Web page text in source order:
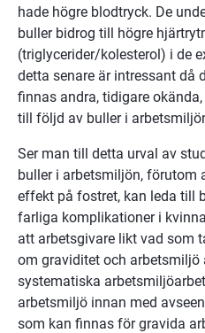
hade högre blodtryck. De
buller bidrog till högre
(triglycerider/kolesterol) i de
detta senare är intressant då
finnas andra, tidigare
till följd av buller i
Ser man till detta urval av
buller i arbetsmiljön, förutom
effekt på fostret, kan leda till
farliga komplikationer i
att arbetsgivare likt vad som
om graviditet och arbetsmiljö
systematiska
arbetsmiljö innan med
som kan finnas för gravida